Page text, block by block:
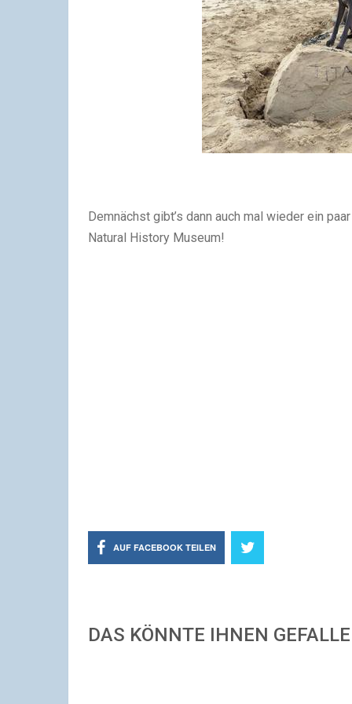
Demnächst gibt’s dann auch mal wieder ein
Natural History Museum!
AUF FACEBOOK TEILEN
DAS KÖNNTE IHNEN